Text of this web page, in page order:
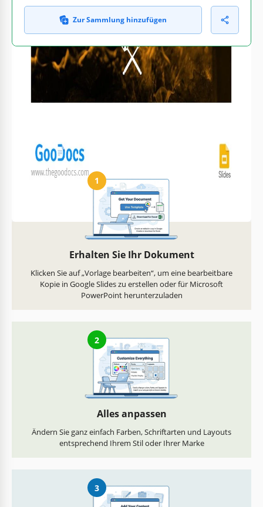
Zur Sammlung hinzufügen
anpassen
Druckfertig für Zuhause
oder Büro
Vorlage
1
Erhalten Sie Ihr Dokument
Klicken Sie auf „Vorlage bearbeiten“, um eine bearbeitbare
Kopie in Google Slides zu erstellen oder für Microsoft
PowerPoint herunterzuladen
2
Alles anpassen
Ändern Sie ganz einfach Farben, Schriftarten und Layouts
entsprechend Ihrem Stil oder Ihrer Marke
3